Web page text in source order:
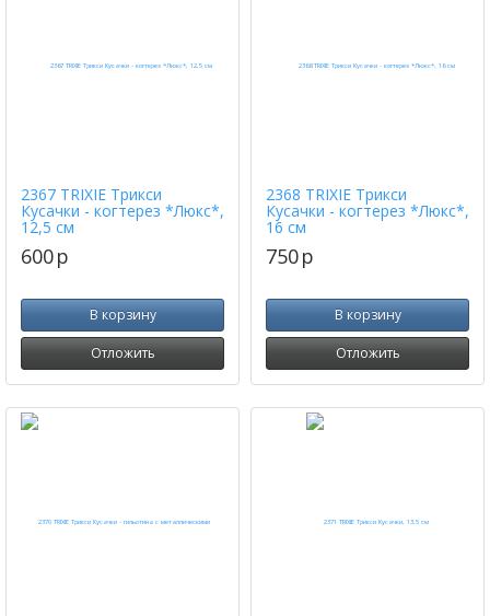
2367 TRIXIE Трикси
Кусачки - когтерез *Люкс*,
12,5 см
600p
В корзину
Отложить
2368 TRIXIE Трикси
Кусачки - когтерез *Люкс*,
16 см
750p
В корзину
Отложить